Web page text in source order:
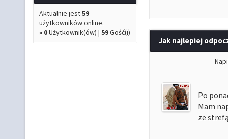
Aktualnie jest59
użytkowników online.
» 0Użytkownik(ów) | 59Gość(i)
Jak najlepiej
Po
Mam
ze